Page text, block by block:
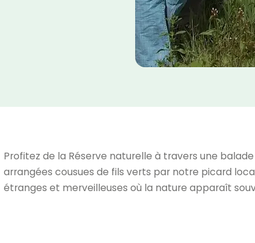
Profitez de la Réserve naturelle à travers une
arrangées cousues de fils verts par notre picard
étranges et merveilleuses où la nature apparaît